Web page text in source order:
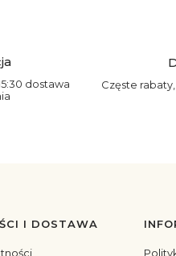
dostawa
Częste
I DOSTAWA